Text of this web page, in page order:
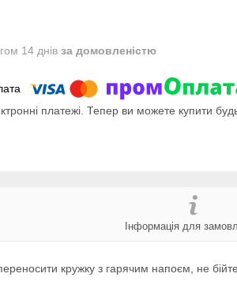
14 днів за домовленістю
платежі. Тепер ви можете купити
Інформація для
кружку з гарячим напоєм, не